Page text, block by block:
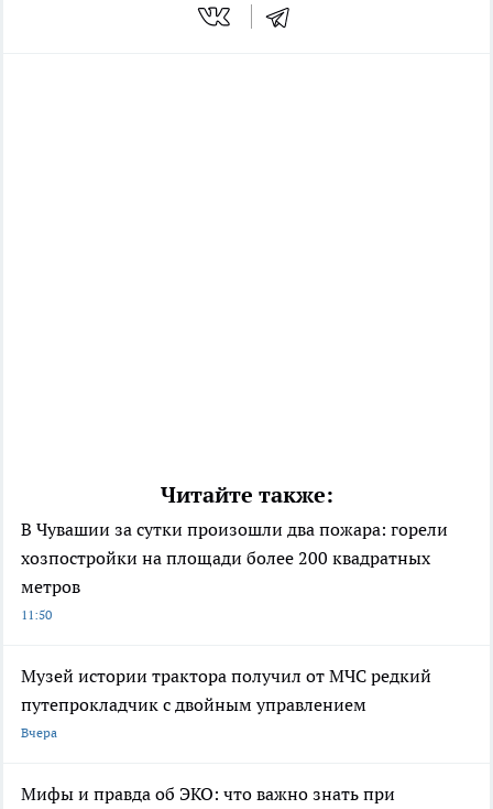
Читайте также:
В Чувашии за сутки произошли два пожара: горели
хозпостройки на площади более 200 квадратных
метров
11:50
Музей истории трактора получил от МЧС редкий
путепрокладчик с двойным управлением
Вчера
Мифы и правда об ЭКО: что важно знать при